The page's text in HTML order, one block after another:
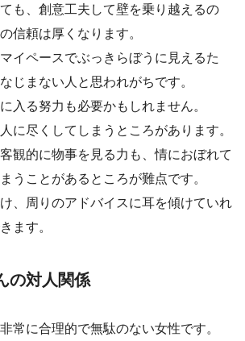
も、創意工夫して壁を乗り越えるの
信頼は厚くなります。
イペースでぶっきらぼうに見えるた
じまない人と思われがちです。
入る努力も必要かもしれません。
に尽くしてしまうところがあります。
観的に物事を見る力も、情におぼれて
うことがあるところが難点です。
、周りのアドバイスに耳を傾けていれ
ます。
の対人関係
常に合理的で無駄のない女性です。